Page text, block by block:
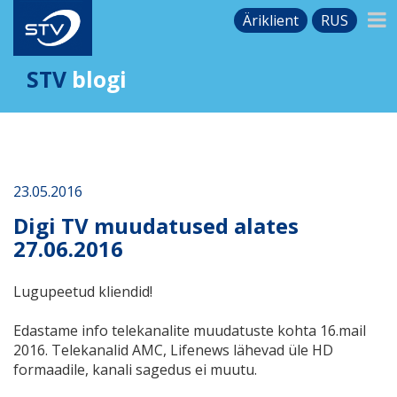
Äriklient RUS
STV blogi
23.05.2016
Digi TV muudatused alates
27.06.2016
Lugupeetud kliendid!
Edastame info telekanalite muudatuste kohta 16.mail
2016. Telekanalid AMC, Lifenews lähevad üle HD
formaadile, kanali sagedus ei muutu.